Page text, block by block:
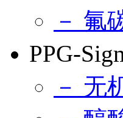
－ 氟
PPG-
－ 无